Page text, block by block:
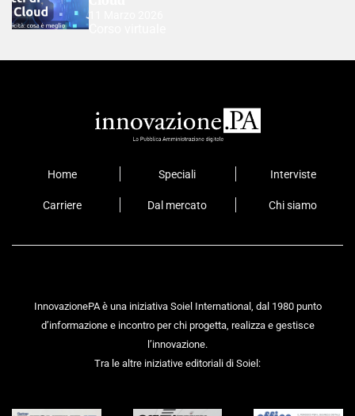
Home Speciali Interviste
Carriere Dal mercato Chi siamo
InnovazionePA è una iniziativa Soiel International, dal 1980 punto
d’informazione e incontro per chi progetta, realizza e gestisce
l’innovazione.
Tra le altre iniziative editoriali di Soiel: